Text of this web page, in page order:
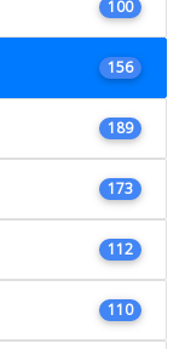
100
156
189
173
112
110